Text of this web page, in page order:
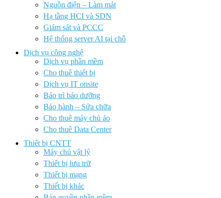
Nguồn điện – Làm mát
Hạ tầng HCI và SDN
Giám sát và PCCC
Hệ thống server AI tại chỗ
Dịch vụ công nghệ
Dịch vụ phần mềm
Cho thuê thiết bị
Dịch vụ IT onsite
Bảo trì bảo dưỡng
Bảo hành – Sửa chữa
Cho thuê máy chủ ảo
Cho thuê Data Center
Thiết bị CNTT
Máy chủ vật lý
Thiết bị lưu trữ
Thiết bị mạng
Thiết bị khác